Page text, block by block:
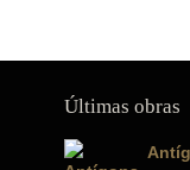
Últimas obras